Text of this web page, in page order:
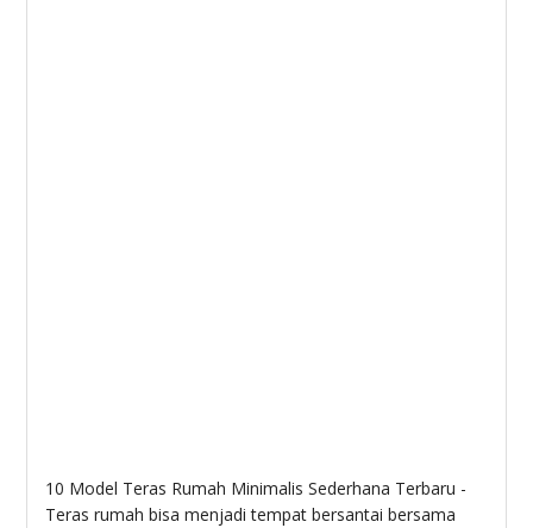
10 Model Teras Rumah Minimalis Sederhana Terbaru -
Teras rumah bisa menjadi tempat bersantai bersama